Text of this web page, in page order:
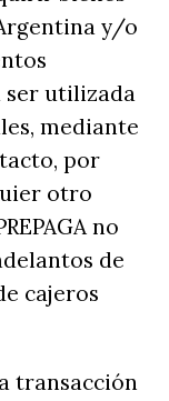
y/o
ser utilizada
mediante
por
otro
no
de
cajeros
transacción